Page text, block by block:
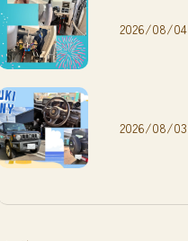
2026/08/04
2026/08/03